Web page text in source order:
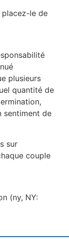
placez-le de
plusieurs
quantité de
sentiment de
sur
couple
(ny, NY: